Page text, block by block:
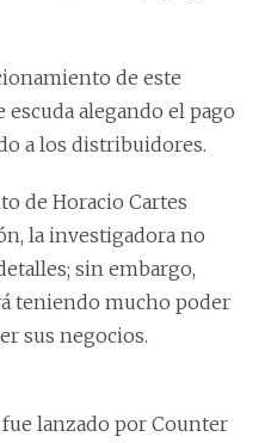
de este
escuda alegando el pago
a los distribuidores.
de Horacio Cartes
la investigadora no
sin embargo,
teniendo mucho poder
sus negocios.
lanzado por Counter